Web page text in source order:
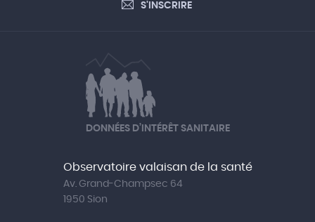
S'INSCRIRE
DONNÉES D’INTÉRÊT SANITAIRE
Observatoire valaisan de la santé
Av. Grand-Champsec 64
1950 Sion